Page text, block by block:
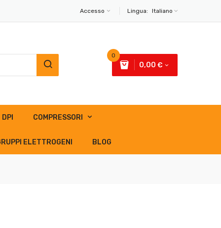
Lingua: Italiano
Accesso
0
0,00 €
DPI COMPRESSORI
ELETTROGENI BLOG